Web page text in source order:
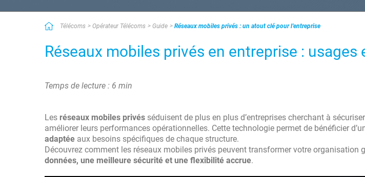
Télécoms Opérateur Télécoms Guide Réseaux mobiles privés : un atout clé pour l’entreprise
Réseaux mobiles privés en entreprise : usages
Temps de lecture : 6 min
Les réseaux mobiles privés séduisent de plus en plus d’entreprises cherchant à
améliorer leurs performances opérationnelles. Cette technologie permet de bénéficier
adaptée aux besoins spécifiques de chaque structure.
Découvrez comment les réseaux mobiles privés peuvent transformer votre organisation
données, une meilleure sécurité et une flexibilité accrue.